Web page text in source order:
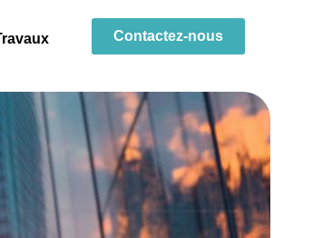
Contactez-nous